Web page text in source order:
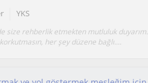
YKS
size rehberlik etmekten mutluluk duyarım.
her şey düzene bağlı....